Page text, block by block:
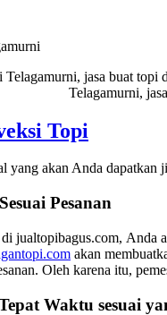
jasa buat topi
Telagamurni,
Topi
yang akan Anda dapatkan
Pesanan
jualtopibagus.com, Anda
akan
Oleh karena itu,
Waktu sesuai